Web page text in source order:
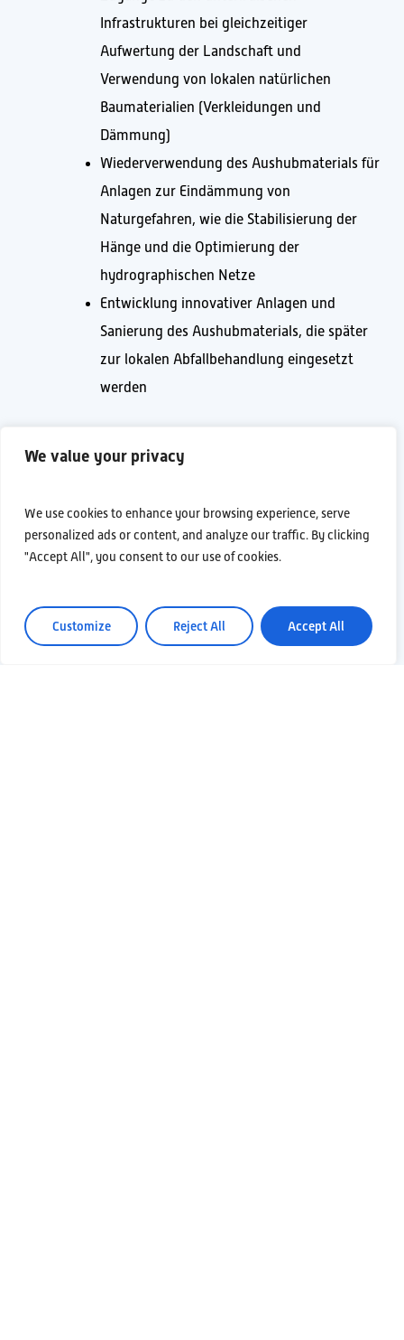
We value your privacy
We use cookies to enhance your browsing experience, serve
personalized ads or content, and analyze our traffic. By clicking
"Accept All", you consent to our use of cookies.
Customize Reject All Accept All
Infrastrukturen bei gleichzeitiger
Aufwertung der Landschaft und
Verwendung von lokalen natürlichen
Baumaterialien (Verkleidungen und
Dämmung)
Wiederverwendung des Aushubmaterials für
Anlagen zur Eindämmung von
Naturgefahren, wie die Stabilisierung der
Hänge und die Optimierung der
hydrographischen Netze
Entwicklung innovativer Anlagen und
Sanierung des Aushubmaterials, die später
zur lokalen Abfallbehandlung eingesetzt
werden
Erschließung der lokalen Kultur und des
Der Standort von Sos Enattos wird während
der Phase der Untersuchung, Planung, des
Bezugszentrum der Forschungsgruppe und
könnte in der Zukunft ein Empfangszentrum